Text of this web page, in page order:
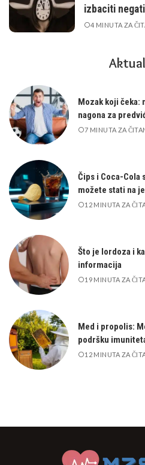
izbaciti
4 MINUTA ZA
Mozak koji čeka:
nagona za
7 MINUTA ZA
Čips i Coca-Cola
možete stati na
12 MINUTA ZA
Što je lordoza i
informacija
19 MINUTA ZA
Med i propolis:
podršku
12 MINUTA ZA